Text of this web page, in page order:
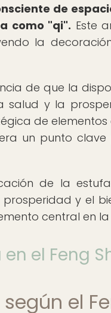
de
como "qi". Este
la
de que la
y la
de
un punto
de la
y el
central en la
el Feng
el